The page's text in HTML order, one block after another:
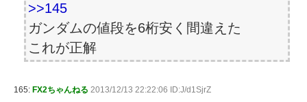
>>145
ガンダムの値段を6桁安く間違えた
これが正解
165: FX2ちゃんねる 2013/12/13 22:22:06 ID:J/d1SjrZ